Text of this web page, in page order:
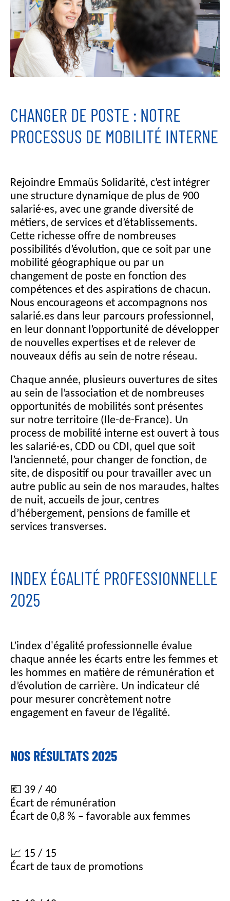
CHANGER DE POSTE : NOTRE
PROCESSUS DE MOBILITÉ INTERNE
Rejoindre Emmaüs Solidarité, c’est intégrer
une structure dynamique de plus de 900
salarié·es, avec une grande diversité de
métiers, de services et d’établissements.
Cette richesse offre de nombreuses
possibilités d’évolution, que ce soit par une
mobilité géographique ou par un
changement de poste en fonction des
compétences et des aspirations de chacun.
Nous encourageons et accompagnons nos
salarié.es dans leur parcours professionnel,
en leur donnant l’opportunité de développer
de nouvelles expertises et de relever de
nouveaux défis au sein de notre réseau.
Chaque année, plusieurs ouvertures de sites
au sein de l’association et de nombreuses
opportunités de mobilités sont présentes
sur notre territoire (Ile-de-France). Un
process de mobilité interne est ouvert à tous
les salarié·es, CDD ou CDI, quel que soit
l’ancienneté, pour changer de fonction, de
site, de dispositif ou pour travailler avec un
autre public au sein de nos maraudes, haltes
de nuit, accueils de jour, centres
d’hébergement, pensions de famille et
services transverses.
INDEX ÉGALITÉ PROFESSIONNELLE
2025
L’index d'égalité professionnelle évalue
chaque année les écarts entre les femmes et
les hommes en matière de rémunération et
d’évolution de carrière. Un indicateur clé
pour mesurer concrètement notre
engagement en faveur de l’égalité.
NOS RÉSULTATS 2025
💶 39 / 40
Écart de rémunération
Écart de 0,8 % – favorable aux femmes
📈 15 / 15
Écart de taux de promotions